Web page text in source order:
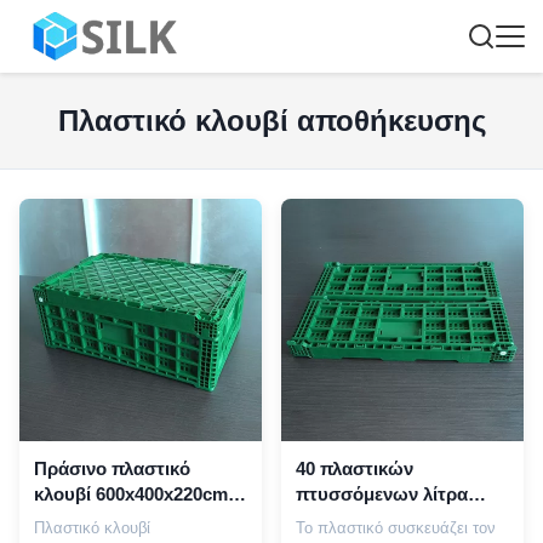
Πλαστικό κλουβί αποθήκευσης
Πράσινο πλαστικό
κλουβί 600x400x220cm
αποθήκευσης για το
Πλαστικό κλουβί
40 πλαστικών
πτυσσόμενων λίτρα
κλουβιών ικανότητας με
Το πλαστικό συσκευάζει τον